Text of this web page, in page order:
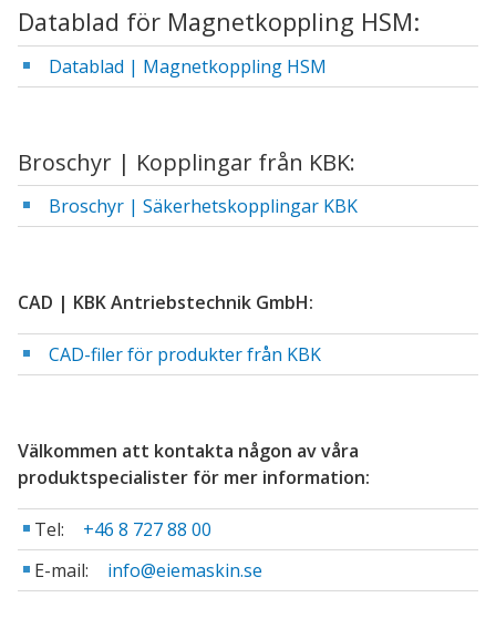
Datablad för Magnetkoppling HSM:
Datablad | Magnetkoppling HSM
Broschyr | Kopplingar från KBK:
Broschyr | Säkerhetskopplingar KBK
CAD | KBK Antriebstechnik GmbH:
CAD-filer för produkter från KBK
Välkommen att kontakta någon av våra
produktspecialister för mer information:
Tel:
+46 8 727 88 00
E-mail:
info@eiemaskin.se